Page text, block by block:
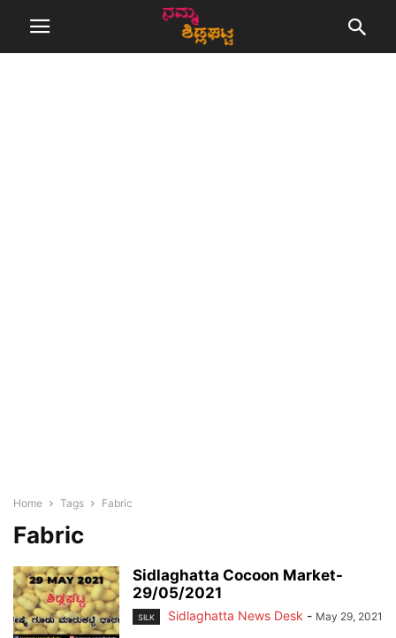
Home Tags Fabric
Fabric
Sidlaghatta Cocoon Market-
29/05/2021
SILK Sidlaghatta News Desk - May 29, 2021